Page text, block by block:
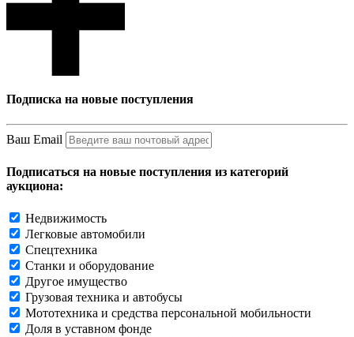
Подписка на новые поступления
Ваш Email
Подписаться на новые поступления из категорий
аукциона:
Недвижимость
Легковые автомобили
Спецтехника
Станки и оборудование
Другое имущество
Грузовая техника и автобусы
Мототехника и средства персональной мобильности
Доля в уставном фонде